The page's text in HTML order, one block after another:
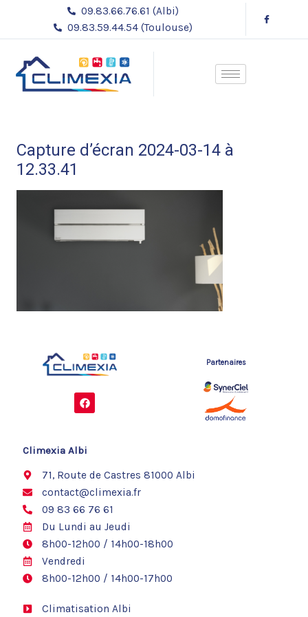
contenu
09.83.66.76.61 (Albi)
09.83.59.44.54 (Toulouse)
Capture d’écran 2024-03-14 à
12.33.41
F
a
c
o
Partenaires
Climexia Albi
71, Route de Castres 81000 Albi
contact@climexia.fr
09 83 66 76 61
Du Lundi au Jeudi
8h00-12h00 / 14h00-18h00
Vendredi
8h00-12h00 / 14h00-17h00
Climatisation Albi